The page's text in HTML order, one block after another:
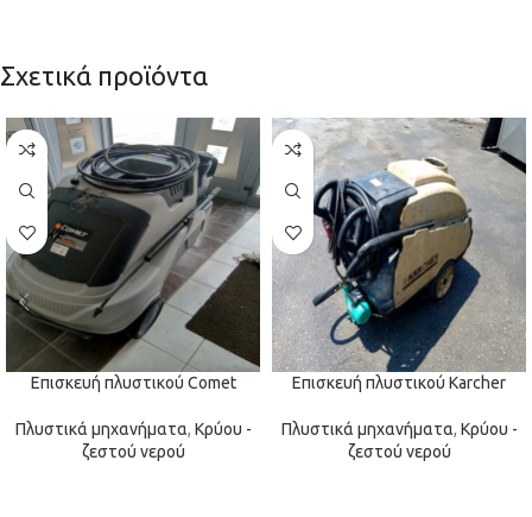
Σχετικά προϊόντα
Επισκευή πλυστικού Comet
Πλυστικά μηχανήματα, Κρύου -
ζεστού νερού
Επισκευή πλυστικού Karcher
Πλυστικά μηχανήματα, Κρύου -
ζεστού νερού